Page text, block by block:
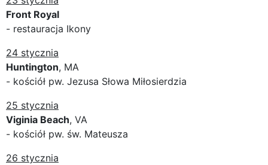
Front Royal
- restauracja Ikony
24 stycznia
Huntington, MA
- kościół pw. Jezusa Słowa Miłosierdzia
25 stycznia
Viginia Beach, VA
- kościół pw. św. Mateusza
26 stycznia